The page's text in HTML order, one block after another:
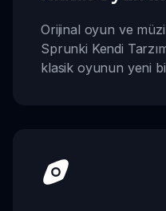
Orijinal oyun ve
Sprunki Kendi
klasik oyunun yeni